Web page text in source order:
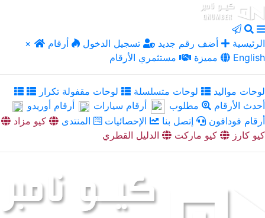
× الرئيسية أضف رقم جديد تسجيل الدخول
أرقام
مميزة
مستثمري الأرقام English
لوحات مواليد لوحات متسلسلة
لوحات مقفولة تكرار
أحدث الأرقام
مطلوب أرقام سيارات
أرقام أوريدو
أرقام فودافون
إتصل بنا الإحصائيات المنتدى
كيو مزاد
كيو كارز
كيو ماركت الدليل القطري